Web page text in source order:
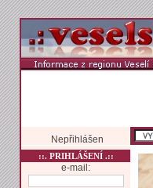
Nepřihlášen
::. PRIHLÁŠENÍ .::
e-mail: